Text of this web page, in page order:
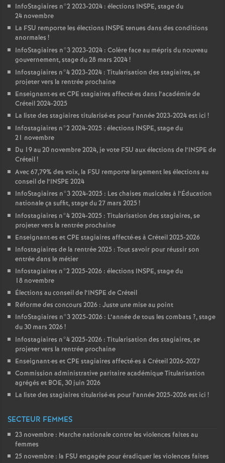
InfoStagiaires n°2 2023-2024 : élections INSPE, stage du
24 novembre
La FSU remporte les élections INSPE tenues dans des conditions
anormales !
InfoStagiaires n°3 2023-2024 : Colère face au mépris du nouveau
gouvernement, stage du 28 mars 2024!
Infostagiaires n°4 2023-2024 : Titularisation des stagiaires, se
projeter vers la rentrée prochaine
Enseignant·es etCPE stagiaires affecté·es dans l’académie de
Créteil 2024-2025
La liste des stagiaires titularisé·es pour l’année 2023-2024 est ici !
Infostagiaires n°2 2024-2025 : élections INSPE, stage du
21 novembre
Du 19 au 20 novembre 2024, je vote FSU aux élections de l’INSPE de
Créteil!
Avec 67,79% des voix, la FSU remporte largement les élections au
conseil de l’INSPE 2024
InfoStagiaires n°3 2024-2025 : Les chaises musicales à l’Éducation
nationale ça suffit, stage du 27 mars 2025!
Infostagiaires n°4 2024-2025 : Titularisation des stagiaires, se
projeter vers la rentrée prochaine
Enseignant·es etCPE stagiaires affecté·es à Créteil 2025-2026
Infostagiaires de la rentrée 2025 : Tout savoir pour réussir son
entrée dans le métier
Infostagiaires n°2 2025-2026 : élections INSPE, stage du
18 novembre
Élections au conseil de l’INSPE de Créteil
Réforme des concours 2026 : Juste une mise au point
InfoStagiaires n°3 2025-2026 : L’année de tous les combats ?, stage
du 30 mars 2026!
Infostagiaires n°4 2025-2026 : Titularisation des stagiaires, se
projeter vers la rentrée prochaine
Enseignant·es etCPE stagiaires affecté·es à Créteil 2026-2027
Commission administrative paritaire académique Titularisation
agrégés et BOE, 30 juin 2026
La liste des stagiaires titularisé·es pour l’année 2025-2026 est ici !
SECTEUR FEMMES
23 novembre : Marche nationale contre les violences faites au
femmes
25 novembre : la FSU engagée pour éradiquer les violences faites